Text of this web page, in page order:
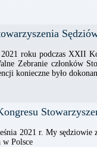
roku podczas XXII
Zebranie członków
konieczne było
2021 r. My sędziowie
w Polsce